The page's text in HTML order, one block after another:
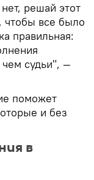
решай этот
чтобы все было
правильная:
судьи", —
поможет
и без
в